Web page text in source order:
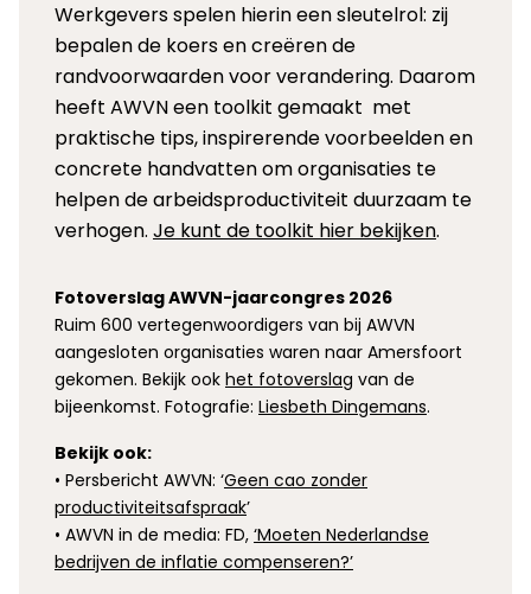
Werkgevers spelen hierin een sleutelrol: zij
bepalen de koers en creëren de
randvoorwaarden voor verandering. Daarom
heeft AWVN een toolkit gemaakt met
praktische tips, inspirerende voorbeelden en
concrete handvatten om organisaties te
helpen de arbeidsproductiviteit duurzaam te
verhogen. Je kunt de toolkit hier bekijken.
Fotoverslag AWVN-jaarcongres 2026
Ruim 600 vertegenwoordigers van bij AWVN
aangesloten organisaties waren naar Amersfoort
gekomen. Bekijk ook het fotoverslag van de
bijeenkomst. Fotografie: Liesbeth Dingemans.
Bekijk ook:
• Persbericht AWVN: ‘Geen cao zonder
productiviteitsafspraak’
• AWVN in de media: FD, ‘Moeten Nederlandse
bedrijven de inflatie compenseren?’